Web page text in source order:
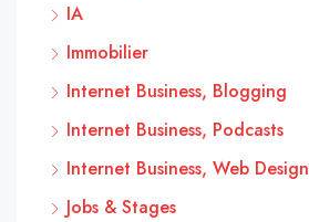
IA
Immobilier
Internet Business, Blogging
Internet Business, Podcasts
Internet Business, Web Design
Jobs & Stages